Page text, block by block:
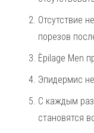
Отсутствие
порезов
Èpilage Men
Эпидермис
С каждым
становятся